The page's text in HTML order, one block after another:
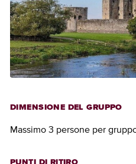
DIMENSIONE DEL GRUPPO
Massimo 3 persone per
PUNTI DI RITIRO